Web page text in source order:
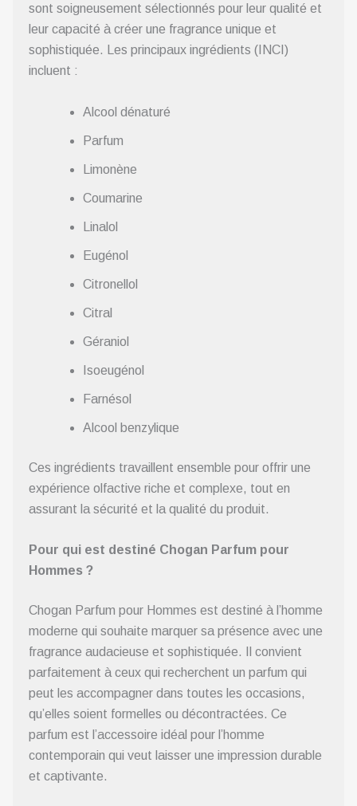
sont soigneusement sélectionnés pour leur qualité et
leur capacité à créer une fragrance unique et
sophistiquée. Les principaux ingrédients (INCI)
incluent :
Alcool dénaturé
Parfum
Limonène
Coumarine
Linalol
Eugénol
Citronellol
Citral
Géraniol
Isoeugénol
Farnésol
Alcool benzylique
Ces ingrédients travaillent ensemble pour offrir une
expérience olfactive riche et complexe, tout en
assurant la sécurité et la qualité du produit.
Pour qui est destiné Chogan Parfum pour
Hommes ?
Chogan Parfum pour Hommes est destiné à l’homme
moderne qui souhaite marquer sa présence avec une
fragrance audacieuse et sophistiquée. Il convient
parfaitement à ceux qui recherchent un parfum qui
peut les accompagner dans toutes les occasions,
qu’elles soient formelles ou décontractées. Ce
parfum est l’accessoire idéal pour l’homme
contemporain qui veut laisser une impression durable
et captivante.